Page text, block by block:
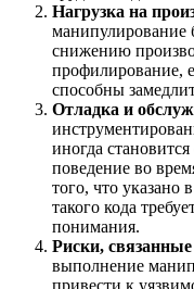
Нагрузка на
манипулирование
снижению
профилирование,
способны
Отладка и
иногда
поведение во
того, что указано
такого кода
понимания.
Риски, связанные
выполнение